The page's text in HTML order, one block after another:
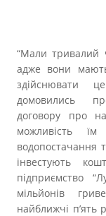
“Мали тривалий
адже вони
здійснювати
домовились
договору про
можливість
водопостачання
інвестують
підприємство
мільйонів
найближчі п’ять